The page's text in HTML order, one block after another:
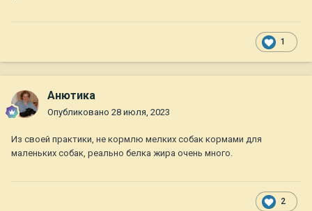
1
Анютика
Опубликовано 28 июля, 2023
Из своей практики, не кормлю мелких собак кормами для
маленьких собак, реально белка жира очень много.
2